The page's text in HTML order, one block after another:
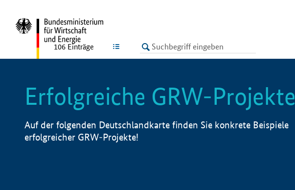
LISTE
106 Einträge
Erfolgreiche GRW-Projekte
Auf der folgenden Deutschlandkarte finden Sie konkrete Beispiele
erfolgreicher GRW-Projekte!